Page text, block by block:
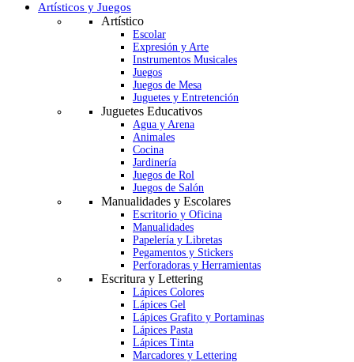
Artísticos y Juegos
Artístico
Escolar
Expresión y Arte
Instrumentos Musicales
Juegos
Juegos de Mesa
Juguetes y Entretención
Juguetes Educativos
Agua y Arena
Animales
Cocina
Jardinería
Juegos de Rol
Juegos de Salón
Manualidades y Escolares
Escritorio y Oficina
Manualidades
Papelería y Libretas
Pegamentos y Stickers
Perforadoras y Herramientas
Escritura y Lettering
Lápices Colores
Lápices Gel
Lápices Grafito y Portaminas
Lápices Pasta
Lápices Tinta
Marcadores y Lettering